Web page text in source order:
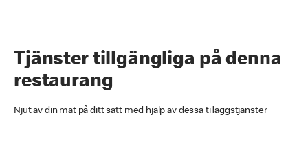
Tjänster tillgängliga på denna
restaurang
Njut av din mat på ditt sätt med hjälp av dessa tilläggstjänster